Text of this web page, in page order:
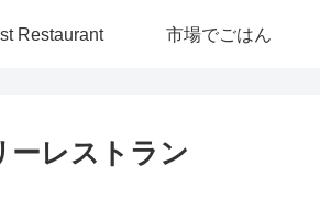
Restaurant 市場でごはん
ーレストラン